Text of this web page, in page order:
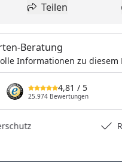
hinzufügen
Teilen
Teilen
Beratung
Informationen zu diesem
4,81 / 5
25.974 Bewertungen